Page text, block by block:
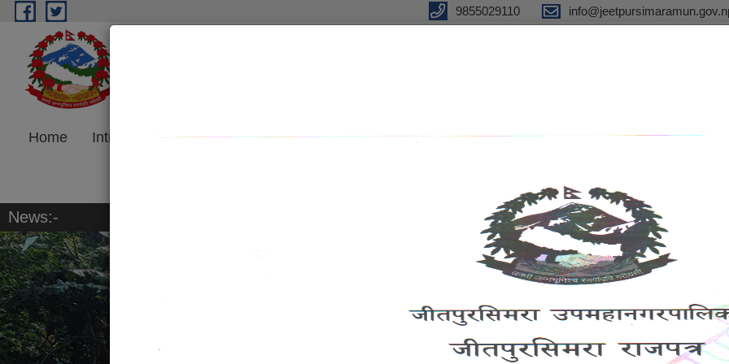
Skip to main content 9855029110
Home Introduction Program and Reports eGov Notices and
News:-